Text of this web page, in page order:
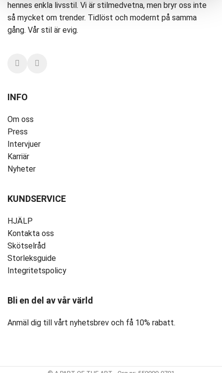
hennes enkla livsstil. Vi är stilmedvetna, men bryr oss inte
så mycket om trender. Tidlöst och modernt på samma
gång. Vår stil är evig.
INFO
Om oss
Press
Intervjuer
Karriär
Nyheter
KUNDSERVICE
HJÄLP
Kontakta oss
Skötselråd
Storleksguide
Integritetspolicy
Bli en del av vår värld
Anmäl dig till vårt nyhetsbrev och få 10% rabatt.